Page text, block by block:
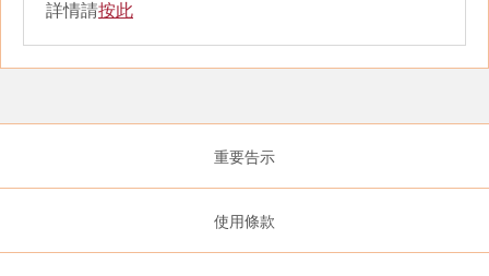
詳情請按此
重要告示
使用條款